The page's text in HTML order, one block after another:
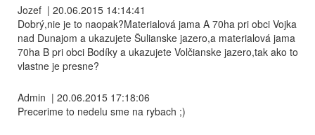
Jozef | 20.06.2015 14:14:41
Dobrý,nie je to naopak?Materialová jama A 70ha pri obci Vojka
nad Dunajom a ukazujete Šulianske jazero,a materialová jama
70ha B pri obci Bodíky a ukazujete Volčianske jazero,tak ako to
vlastne je presne?
Admin | 20.06.2015 17:18:06
Precerime to nedelu sme na rybach ;)